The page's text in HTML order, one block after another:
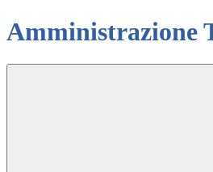
Amministrazione